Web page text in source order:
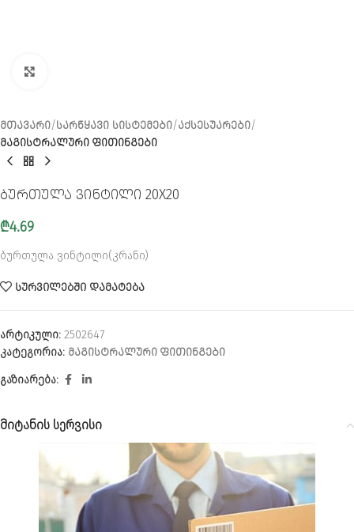
ᲛᲗᲐᲕᲐᲠᲘ ᲡᲐᲠᲬᲧᲐᲕᲘ ᲡᲘᲡᲢᲔᲛᲔᲑᲘ ᲐᲥᲡᲔᲡᲣᲐᲠᲔᲑᲘ
ᲛᲐᲒᲘᲡᲢᲠᲐᲚᲣᲠᲘ ᲤᲘᲗᲘᲜᲒᲔᲑᲘ
ბურთულა ვინტილი 20X20
₾4.69
ბურთულა ვინტილი(კრანი)
ᲡᲣᲠᲕᲘᲚᲔᲑᲨᲘ ᲓᲐᲛᲐᲢᲔᲑᲐ
არტიკული: 2502647
კატეგორია: ᲛᲐᲒᲘᲡᲢᲠᲐᲚᲣᲠᲘ ᲤᲘᲗᲘᲜᲒᲔᲑᲘ
გაზიარება:
მიტანის სერვისი